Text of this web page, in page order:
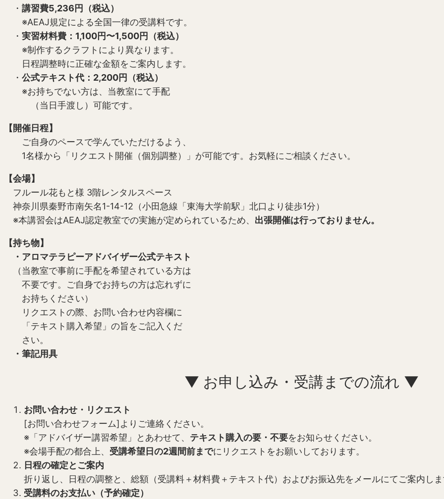
・ 講習費5,236円（税込）
※AEAJ規定による全国一律の受講料です。
・ 実習材料費：1,100円〜1,500円（税込）
※制作するクラフトにより異なります。
日程調整時に正確な金額をご案内します。
・ 公式テキスト代：2,200円（税込）
※お持ちでない方は、当教室にて手配
（当日手渡し）可能です。
【開催日程】
ご自身のペースで学んでいただけるよう、
1名様から「リクエスト開催（個別調整）」が可能です。お気軽にご相談ください。
【会場】
フルール花もと様 3階レンタルスペース
神奈川県秦野市南矢名1-14-12（小田急線「東海大学前駅」北口より徒歩1分）
※本講習会はAEAJ認定教室での実施が定められているため、 出張開催は行っておりません。
【持ち物】
・アロマテラピーアドバイザー公式テキスト
（当教室で事前に手配を希望されている方は
不要です。ご自身でお持ちの方は忘れずに
お持ちください）
リクエストの際、お問い合わせ内容欄に
「テキスト購入希望」の旨をご記入くだ
さい。
・筆記用具
▼ お申し込み・受講までの流れ ▼
お問い合わせ・リクエスト
[お問い合わせフォーム]よりご連絡ください。
※「アドバイザー講習希望」とあわせて、 テキスト購入の要・不要をお知らせください。
※会場手配の都合上、 受講希望日の2週間前までにリクエストをお願いしております。
日程の確定とご案内
折り返し、日程の調整と、総額（受講料＋材料費＋テキスト代）およびお振込先をメールにてご案内し
受講料のお支払い（予約確定）